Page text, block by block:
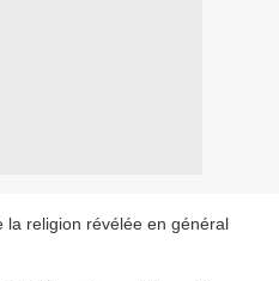
la religion révélée en général